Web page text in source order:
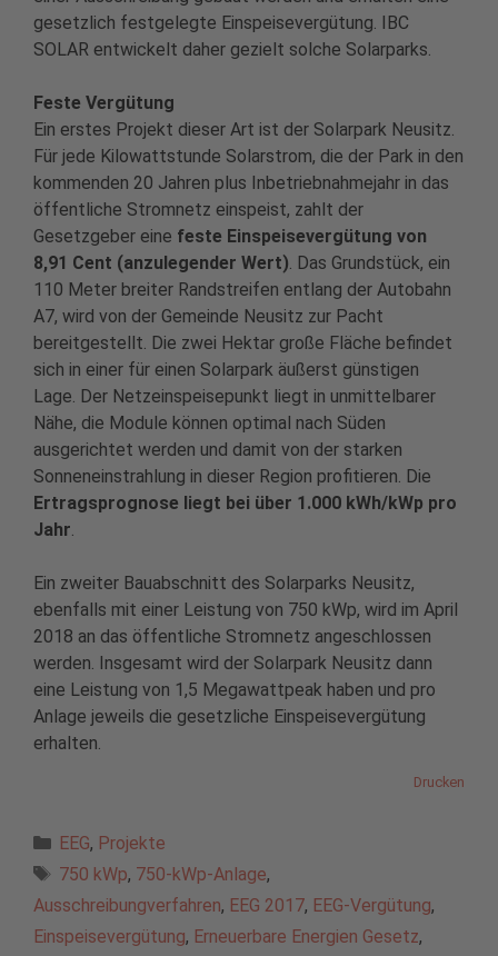
gesetzlich festgelegte Einspeisevergütung. IBC
SOLAR entwickelt daher gezielt solche Solarparks.
Feste Vergütung
Ein erstes Projekt dieser Art ist der Solarpark Neusitz.
Für jede Kilowattstunde Solarstrom, die der Park in den
kommenden 20 Jahren plus Inbetriebnahmejahr in das
öffentliche Stromnetz einspeist, zahlt der
Gesetzgeber eine feste Einspeisevergütung von
8,91 Cent (anzulegender Wert). Das Grundstück, ein
110 Meter breiter Randstreifen entlang der Autobahn
A7, wird von der Gemeinde Neusitz zur Pacht
bereitgestellt. Die zwei Hektar große Fläche befindet
sich in einer für einen Solarpark äußerst günstigen
Lage. Der Netzeinspeisepunkt liegt in unmittelbarer
Nähe, die Module können optimal nach Süden
ausgerichtet werden und damit von der starken
Sonneneinstrahlung in dieser Region profitieren. Die
Ertragsprognose liegt bei über 1.000 kWh/kWp pro
Jahr.
Ein zweiter Bauabschnitt des Solarparks Neusitz,
ebenfalls mit einer Leistung von 750 kWp, wird im April
2018 an das öffentliche Stromnetz angeschlossen
werden. Insgesamt wird der Solarpark Neusitz dann
eine Leistung von 1,5 Megawattpeak haben und pro
Anlage jeweils die gesetzliche Einspeisevergütung
erhalten.
Drucken
Kategorien
EEG, Projekte
Schlagwörter
750 kWp, 750-kWp-Anlage,
Ausschreibungverfahren, EEG 2017, EEG-Vergütung,
Einspeisevergütung, Erneuerbare Energien Gesetz,